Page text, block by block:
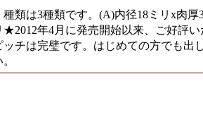
種類は3種類です。(A)内径18ミリx肉厚
★2012年4月に発売開始以来、ご好評
ッチは完璧です。はじめての方でも出